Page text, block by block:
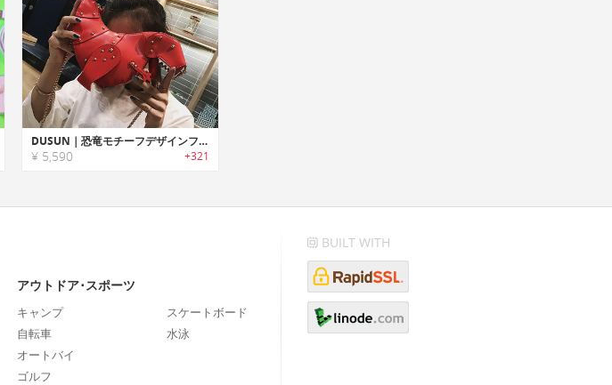
DUSUN｜恐竜モチーフデザインファッショナブルレディースショルダーバッグ
¥ 5,590 +321
アウトドア･スポーツ
キャンプ
自転車
オートバイ
ゴルフ
スケートボード
水泳
BUILT WITH